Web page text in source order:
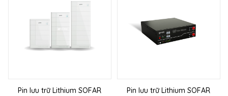
Pin lưu trữ Lithium SOFAR
Pin lưu trữ Lithium SOFAR